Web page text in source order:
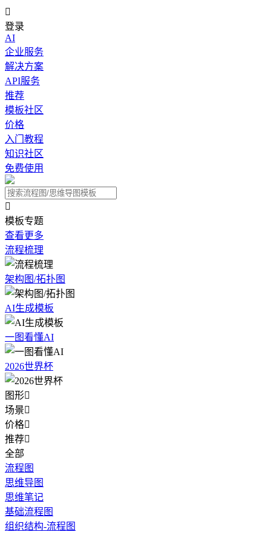

登录
AI
企业服务
解决方案
API服务
推荐
模板社区
价格
入门教程
知识社区
免费使用

模板专题
查看更多
流程梳理
架构图/拓扑图
AI生成模板
一图看懂AI
2026世界杯
图形
场景
价格
推荐
全部
流程图
思维导图
思维笔记
基础流程图
组织结构-流程图